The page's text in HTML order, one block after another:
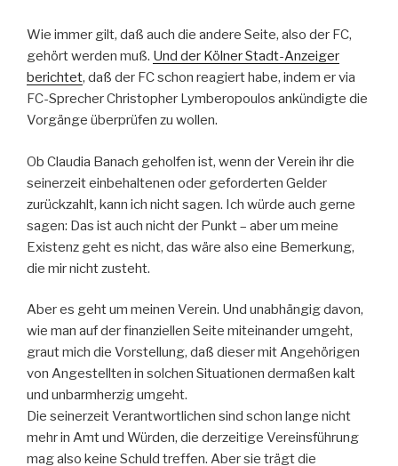
Wie immer gilt, daß auch die andere Seite, also der FC,
gehört werden muß. Und der Kölner Stadt-Anzeiger
berichtet, daß der FC schon reagiert habe, indem er via
FC-Sprecher Christopher Lymberopoulos ankündigte die
Vorgänge überprüfen zu wollen.
Ob Claudia Banach geholfen ist, wenn der Verein ihr die
seinerzeit einbehaltenen oder geforderten Gelder
zurückzahlt, kann ich nicht sagen. Ich würde auch gerne
sagen: Das ist auch nicht der Punkt – aber um meine
Existenz geht es nicht, das wäre also eine Bemerkung,
die mir nicht zusteht.
Aber es geht um meinen Verein. Und unabhängig davon,
wie man auf der finanziellen Seite miteinander umgeht,
graut mich die Vorstellung, daß dieser mit Angehörigen
von Angestellten in solchen Situationen dermaßen kalt
und unbarmherzig umgeht.
Die seinerzeit Verantwortlichen sind schon lange nicht
mehr in Amt und Würden, die derzeitige Vereinsführung
mag also keine Schuld treffen. Aber sie trägt die